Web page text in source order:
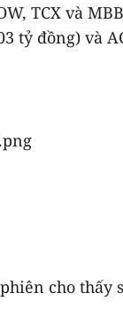
TCX và
tỷ đồng) và
cho thấy